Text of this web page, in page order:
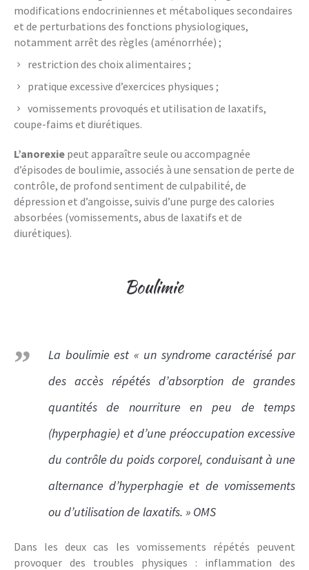
modifications endocriniennes et métaboliques secondaires
et de perturbations des fonctions physiologiques,
notamment arrêt des règles (aménorrhée) ;
restriction des choix alimentaires ;
pratique excessive d’exercices physiques ;
vomissements provoqués et utilisation de laxatifs,
coupe-faims et diurétiques.
L’anorexiepeut apparaître seule ou accompagnée
d’épisodes de boulimie, associés à une sensation de perte de
contrôle, de profond sentiment de culpabilité, de
dépression et d’angoisse, suivis d’une purge des calories
absorbées (vomissements, abus de laxatifs et de
diurétiques).
Boulimie
La boulimie est « un syndrome caractérisé par
des accès répétés d’absorption de grandes
quantités de nourriture en peu de temps
(hyperphagie) et d’une préoccupation excessive
du contrôle du poids corporel, conduisant à une
alternance d’hyperphagie et de vomissements
ou d’utilisation de laxatifs. » OMS
Dans les deux cas les vomissements répétés peuvent
provoquer des troubles physiques : inflammation des